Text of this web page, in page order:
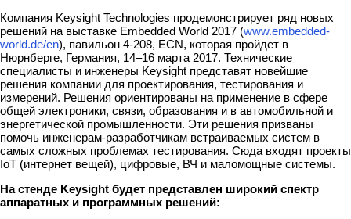
Компания Keysight Technologies продемонстрирует ряд новых
решений на выставке Embedded World 2017 (www.embedded-
world.de/en), павильон 4-208, ECN, которая пройдет в
Нюрнберге, Германия, 14–16 марта 2017. Технические
специалисты и инженеры Keysight представят новейшие
решения компании для проектирования, тестирования и
измерений. Решения ориентированы на применение в сфере
общей электроники, связи, образования и в автомобильной и
энергетической промышленности. Эти решения призваны
помочь инженерам-разработчикам встраиваемых систем в
самых сложных проблемах тестирования. Сюда входят проекты
IoT (интернет вещей), цифровые, ВЧ и маломощные системы.
На стенде Keysight будет представлен широкий спектр
аппаратных и программных решений: